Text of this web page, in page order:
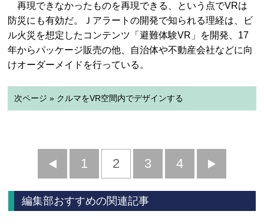
再現できなかったものを再現できる、という点でVRは
防災にも有効だ。Ｊアラートの開発で知られる理経は、ビ
ル火災を想定したコンテンツ「避難体験VR」を開発、17
年からパッケージ販売の他、自治体や不動産会社などに向
けオーダーメイドを行っている。
次ページ » クルマをVR空間内でデザインする
前
へ
1 2 3 4
へ
編集部おすすめの関連記事